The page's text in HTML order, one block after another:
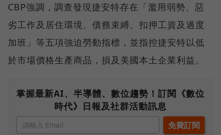
CBP強調，調查發現捷安特存在「濫用弱勢、惡
劣工作及居住環境、債務束縛、扣押工資及過度
加班」等五項強迫勞動指標，並指控捷安特以低
於市場價格生產商品，損及美國本土企業利益。
掌握最新AI、半導體、數位趨勢！訂閱《數位
時代》日報及社群活動訊息